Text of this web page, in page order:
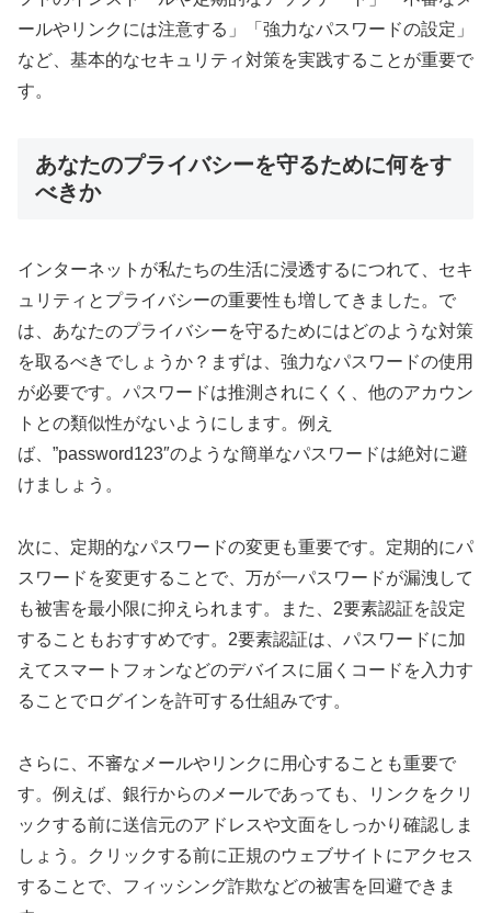
ールやリンクには注意する」「強力なパスワードの設定」
など、基本的なセキュリティ対策を実践することが重要で
す。
あなたのプライバシーを守るために何をす
べきか
インターネットが私たちの生活に浸透するにつれて、セキ
ュリティとプライバシーの重要性も増してきました。で
は、あなたのプライバシーを守るためにはどのような対策
を取るべきでしょうか？まずは、強力なパスワードの使用
が必要です。パスワードは推測されにくく、他のアカウン
トとの類似性がないようにします。例え
ば、”password123″のような簡単なパスワードは絶対に避
けましょう。
次に、定期的なパスワードの変更も重要です。定期的にパ
スワードを変更することで、万が一パスワードが漏洩して
も被害を最小限に抑えられます。また、2要素認証を設定
することもおすすめです。2要素認証は、パスワードに加
えてスマートフォンなどのデバイスに届くコードを入力す
ることでログインを許可する仕組みです。
さらに、不審なメールやリンクに用心することも重要で
す。例えば、銀行からのメールであっても、リンクをクリ
ックする前に送信元のアドレスや文面をしっかり確認しま
しょう。クリックする前に正規のウェブサイトにアクセス
することで、フィッシング詐欺などの被害を回避できま